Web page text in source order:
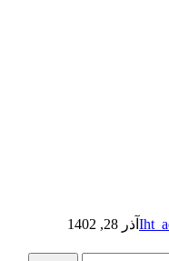
آذر 28, 1402